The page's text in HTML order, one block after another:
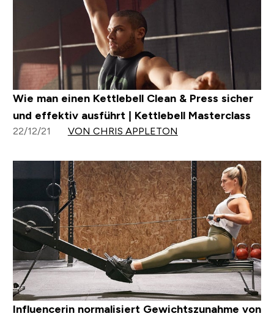
Wie man einen Kettlebell Clean & Press sicher
und effektiv ausführt | Kettlebell Masterclass
22/12/21 VON CHRIS APPLETON
Influencerin normalisiert Gewichtszunahme von